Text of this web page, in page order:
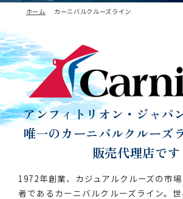
ホーム カーニバルクルーズライン
アンフィトリオン・ジャパン
唯一のカーニバルクルーズ
販売代理店です
1972年創業、カジュアルクルーズの市
者であるカーニバルクルーズライン。